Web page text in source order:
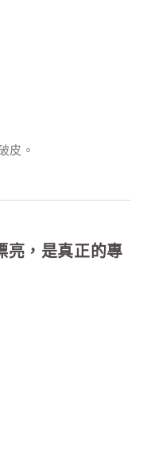
皮。
亮，是真正的專